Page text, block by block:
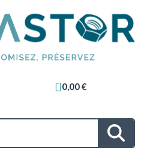
0,00 €